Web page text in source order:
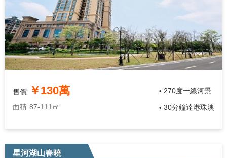
售價 ￥130萬
面積 87-111㎡
• 270度一線河景
• 30分鐘達港珠澳
星河湖山春曉